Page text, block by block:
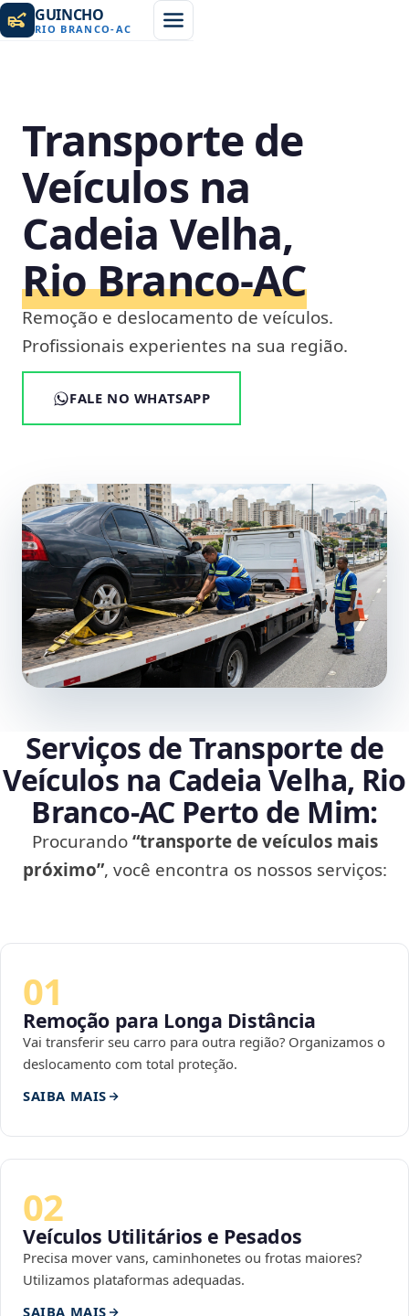
GUINCHO
RIO BRANCO-AC
Transporte de
Veículos na
Cadeia Velha,
Rio Branco‑AC
Remoção e deslocamento de veículos.
Profissionais experientes na sua região.
FALE NO WHATSAPP
Serviços de Transporte de
Veículos na Cadeia Velha, Rio
Branco‑AC Perto de Mim:
Procurando“transporte de veículos mais
próximo”, você encontra os nossos serviços:
01
Remoção para Longa Distância
Vai transferir seu carro para outra região? Organizamos o
deslocamento com total proteção.
SAIBA MAIS
02
Veículos Utilitários e Pesados
Precisa mover vans, caminhonetes ou frotas maiores?
Utilizamos plataformas adequadas.
SAIBA MAIS